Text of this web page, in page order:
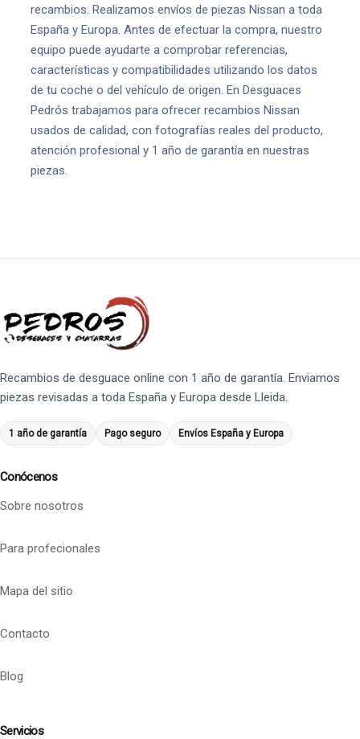
recambios. Realizamos envíos de piezas Nissan a toda
España y Europa. Antes de efectuar la compra, nuestro
equipo puede ayudarte a comprobar referencias,
características y compatibilidades utilizando los datos
de tu coche o del vehículo de origen. En Desguaces
Pedrós trabajamos para ofrecer recambios Nissan
usados de calidad, con fotografías reales del producto,
atención profesional y 1 año de garantía en nuestras
piezas.
Recambios de desguace online con 1 año de garantía. Enviamos
piezas revisadas a toda España y Europa desde Lleida.
1 año de garantía Pago seguro Envíos España y Europa
Conócenos
Sobre nosotros
Para profecionales
Mapa del sitio
Contacto
Blog
Servicios